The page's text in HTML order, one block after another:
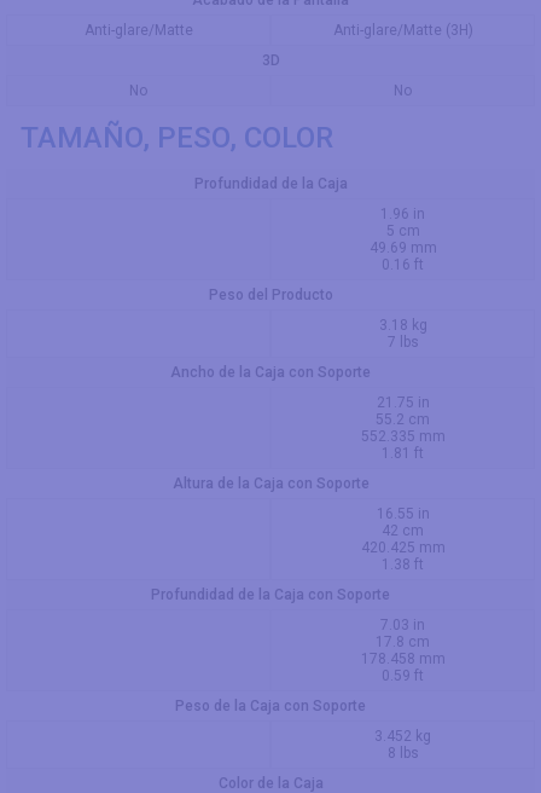
Anti-glare/Matte
Anti-glare/Matte (3H)
3D
No
No
TAMAÑO, PESO, COLOR
Profundidad de la Caja
1.96 in
5 cm
49.69 mm
0.16 ft
Peso del Producto
3.18 kg
7 lbs
Ancho de la Caja con Soporte
21.75 in
55.2 cm
552.335 mm
1.81 ft
Altura de la Caja con Soporte
16.55 in
42 cm
420.425 mm
1.38 ft
Profundidad de la Caja con Soporte
7.03 in
17.8 cm
178.458 mm
0.59 ft
Peso de la Caja con Soporte
3.452 kg
8 lbs
Color de la Caja